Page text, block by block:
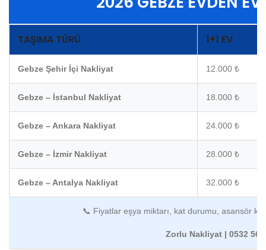
TAŞIMA TÜRÜ 1+1 EV
Gebze Şehir İçi Nakliyat 12.000 ₺
Gebze – İstanbul Nakliyat 18.000 ₺
Gebze – Ankara Nakliyat 24.000 ₺
Gebze – İzmir Nakliyat 28.000 ₺
Gebze – Antalya Nakliyat 32.000 ₺
📞 Fiyatlar eşya miktarı, kat durumu, asansör
Zorlu Nakliyat | 0532